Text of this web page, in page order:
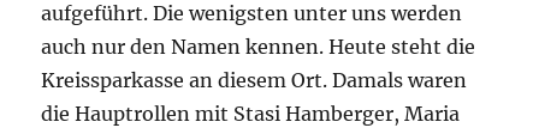
aufgeführt. Die wenigsten unter uns werden
auch nur den Namen kennen. Heute steht die
Kreissparkasse an diesem Ort. Damals waren
die Hauptrollen mit Stasi Hamberger, Maria